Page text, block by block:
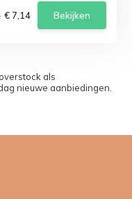
€ 7,14 Bekijken
als
nieuwe aanbiedingen.